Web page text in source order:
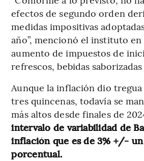
efectos de segundo orden
medidas impositivas
año”, mencionó el instituto
aumento de impuestos de
refrescos, bebidas
Aunque la inflación dio
tres quincenas, todavía se
más altos desde finales de
intervalo de variabilidad de
inflación que es de 3% +/-
porcentual.